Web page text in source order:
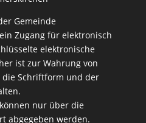
Gemeinde
Zugang für elektronisch
elektronische
ist zur Wahrung von
Schriftform und der
nur über die
abgegeben werden.